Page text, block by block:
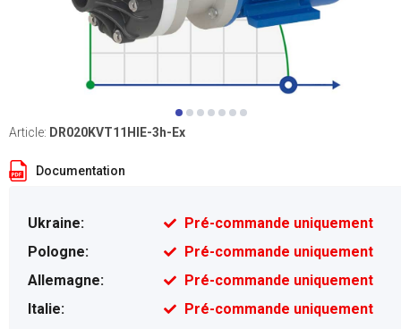
Article: DR020KVT11HIE-3h-Ex
Documentation
Ukraine:
Pré-commande uniquement
Pologne:
Pré-commande uniquement
Allemagne:
Pré-commande uniquement
Italie:
Pré-commande uniquement